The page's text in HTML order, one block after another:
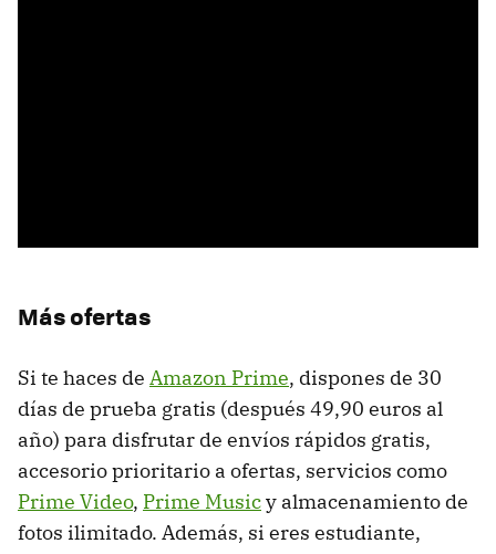
Más ofertas
Si te haces de Amazon Prime, dispones de 30
días de prueba gratis (después 49,90 euros al
año) para disfrutar de envíos rápidos gratis,
accesorio prioritario a ofertas, servicios como
Prime Video, Prime Musicy almacenamiento de
fotos ilimitado. Además, si eres estudiante,